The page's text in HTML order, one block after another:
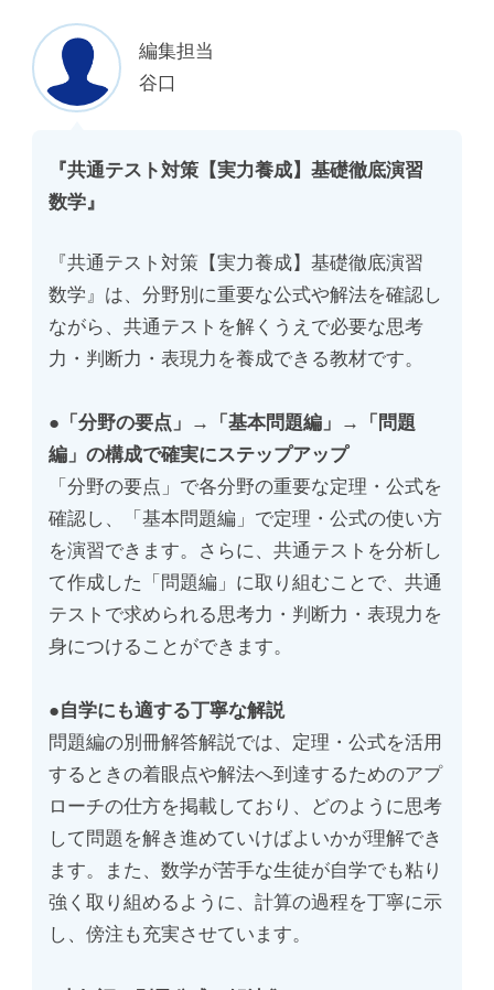
編集担当
谷口
『共通テスト対策【実力養成】基礎徹底演習
数学』
『共通テスト対策【実力養成】基礎徹底演習
数学』は、分野別に重要な公式や解法を確認し
ながら、共通テストを解くうえで必要な思考
力・判断力・表現力を養成できる教材です。
●「分野の要点」→「基本問題編」→「問題
編」の構成で確実にステップアップ
「分野の要点」で各分野の重要な定理・公式を
確認し、「基本問題編」で定理・公式の使い方
を演習できます。さらに、共通テストを分析し
て作成した「問題編」に取り組むことで、共通
テストで求められる思考力・判断力・表現力を
身につけることができます。
●自学にも適する丁寧な解説
問題編の別冊解答解説では、定理・公式を活用
するときの着眼点や解法へ到達するためのアプ
ローチの仕方を掲載しており、どのように思考
して問題を解き進めていけばよいかが理解でき
ます。また、数学が苦手な生徒が自学でも粘り
強く取り組めるように、計算の過程を丁寧に示
し、傍注も充実させています。